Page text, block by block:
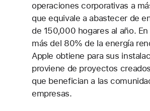
operaciones corporativas a
que equivale a abastecer de
de 150,000 hogares al año.
más del 80% de la energía
Apple obtiene para sus
proviene de proyectos
que benefician a las
empresas.